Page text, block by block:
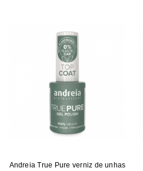
Andreia True Pure verniz de unhas